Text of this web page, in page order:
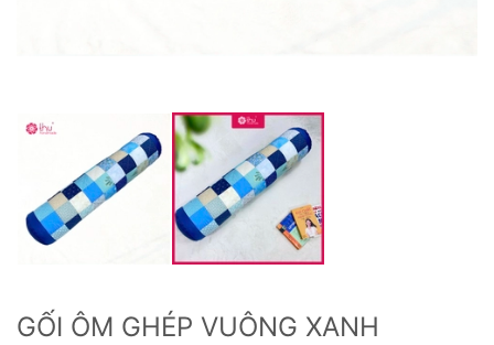
GỐI ÔM GHÉP VUÔNG XANH